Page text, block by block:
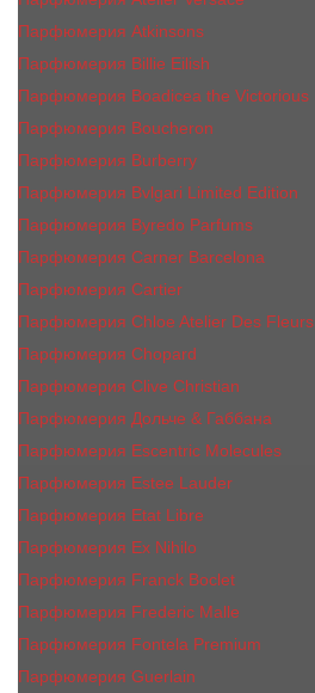
Парфюмерия Atkinsons
Парфюмерия Billie Eilish
Парфюмерия Boadicea the Victorious
Парфюмерия Boucheron
Парфюмерия Burberry
Парфюмерия Bvlgari Limited Edition
Парфюмерия Byredo Parfums
Парфюмерия Carner Barcelona
Парфюмерия Cartier
Парфюмерия Chloe Atelier Des Fleurs
Парфюмерия Сhopard
Парфюмерия Clive Christian
Парфюмерия Дольче & Габбана
Парфюмерия Escentric Molecules
Парфюмерия Estee Lаudеr
Парфюмерия Etat Libre
Парфюмерия Ex Nihilo
Парфюмерия Franck Boclet
Парфюмерия Frеderic Mаlle
Парфюмерия Fontela Premium
Парфюмерия Guerlain